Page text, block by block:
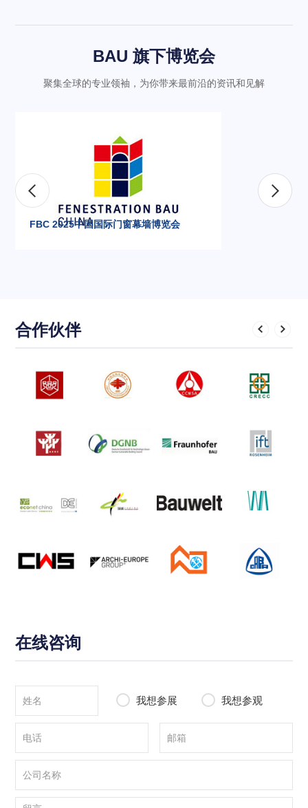
BAU 旗下博览会
聚集全球的专业领袖，为你带来最前沿的资讯和见解
FBC 2025中国国际门窗幕墙博览会
合作伙伴
在线咨询
我想参展 我想参观